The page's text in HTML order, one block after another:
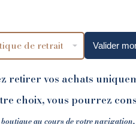
Valider
retirer vos achats
choix, vous pourrez
au cours de votre